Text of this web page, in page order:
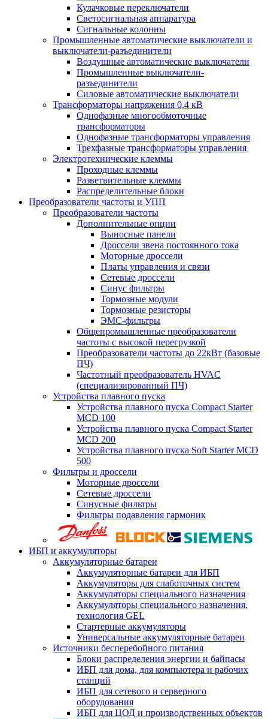
Кулачковые переключатели
Светосигнальная аппаратура
Сигнальные колонны
Промышленные автоматические выключатели и
выключатели-разъединители
Воздушные автоматические выключатели
Промышленные выключатели-
разъединители
Силовые автоматические выключатели
Трансформаторы напряжения 0,4 кВ
Однофазные многообмоточные
трансформаторы
Однофазные трансформаторы управления
Трехфазные трансформаторы управления
Электротехнические клеммы
Проходные клеммы
Разветвительные клеммы
Распределительные блоки
Преобразователи частоты и УПП
Преобразователи частоты
Дополнительные опции
Выносные панели
Дроссели звена постоянного тока
Моторные дроссели
Платы управления и связи
Сетевые дроссели
Синус фильтры
Тормозные модули
Тормозные резисторы
ЭМС-фильтры
Общепромышленные преобразователи
частоты с высокой перегрузкой
Преобразователи частоты до 22кВт (базовые
ПЧ)
Частотный преобразователь HVAC
(специализированный ПЧ)
Устройства плавного пуска
Устройства плавного пуска Compact Starter
MCD 100
Устройства плавного пуска Compact Starter
MCD 200
Устройства плавного пуска Soft Starter MCD
500
Фильтры и дроссели
Моторные дроссели
Сетевые дроссели
Синусные фильтры
Фильтры подавления гармоник
ИБП и аккумуляторы
Аккумуляторные батареи
Аккумуляторные батареи для ИБП
Аккумуляторы для слаботочных систем
Аккумуляторы специального назначения
Аккумуляторы специального назначения,
технология GEL
Стартерные аккумуляторы
Универсальные аккумуляторные батареи
Источники бесперебойного питания
Блоки распределения энергии и байпасы
ИБП для дома, для компьютера и рабочих
станций
ИБП для сетевого и серверного
оборудования
ИБП для ЦОД и производственных объектов